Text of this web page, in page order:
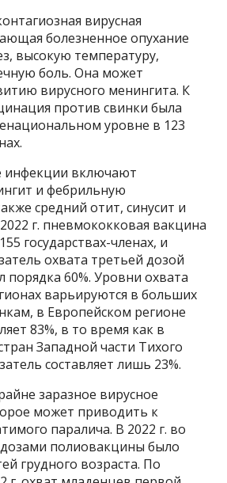
вирусная
болезненное опухание
высокую температуру,
боль. Она может
вирусного менингита. К
против свинки была
уровне в 123
включают
и фебрильную
средний отит, синусит и
г. пневмококковая вакцина
государствах-членах, и
охвата третьей дозой
порядка 60%. Уровни охвата
варьируются в больших
в Европейском регионе
83%, в то время как в
Западной части Тихого
составляет лишь 23%.
заразное вирусное
может приводить к
паралича. В 2022 г. во
полиовакцины было
грудного возраста. По